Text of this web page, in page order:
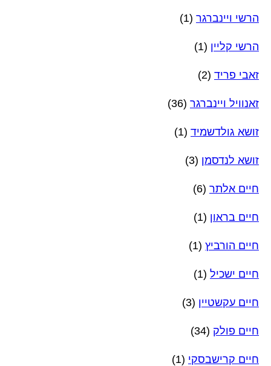
הרשי ויינברגר (1)
הרשי קליין (1)
זאבי פריד (2)
זאנוויל ויינברגר (36)
זושא גולדשמיד (1)
זושא לנדסמן (3)
חיים אלתר (6)
חיים בראון (1)
חיים הורביץ (1)
חיים ישכיל (1)
חיים עקשטיין (3)
חיים פולק (34)
חיים קרישבסקי (1)